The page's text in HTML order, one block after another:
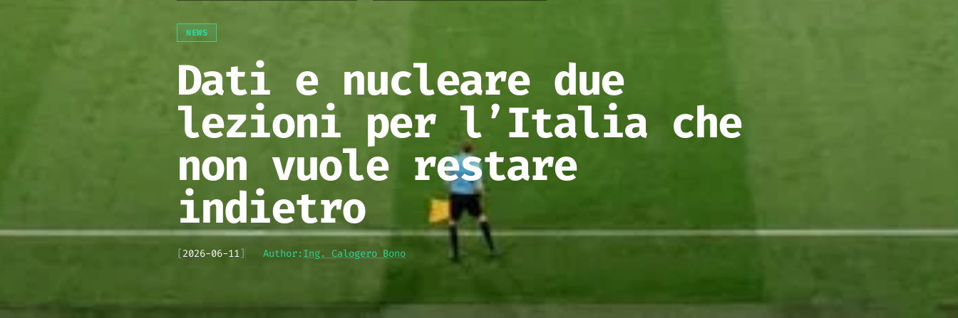
NEWS
Dati e nucleare due
lezioni per l’Italia che
non vuole restare
indietro
[2026-06-11] Author: Ing. Calogero Bono